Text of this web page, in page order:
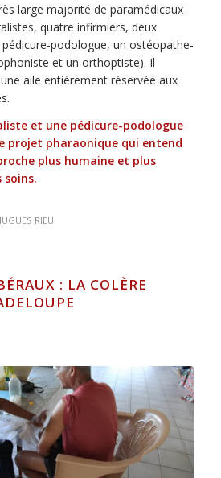
large majorité de paramédicaux
quatre infirmiers, deux
podologue, un ostéopathe-
et un orthoptiste). Il
aile entièrement réservée aux
et une pédicure-podologue
projet pharaonique qui entend
plus humaine et plus
RIEU
: LA COLÈRE